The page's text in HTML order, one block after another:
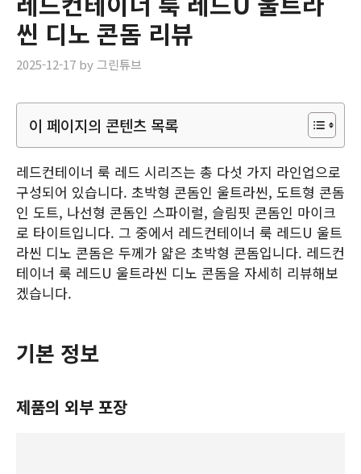
씬 디노 콘돔 리뷰
2025-12-17 by그린튜브
이 페이지의 콘텐츠 목록
레드컨테이너 룩 레드 시리즈는 총 다섯 가지 라인업으로
구성되어 있습니다. 초박형 콘돔인 울트라씬, 도트형 콘돔
인 도트, 나선형 콘돔인 스파이럴, 슬림핏 콘돔인 마이크
로 타이트입니다. 그 중에서 레드컨테이너 룩 레드U 울트
라씬 디노 콘돔은 두께가 얇은 초박형 콘돔입니다. 레드컨
테이너 룩 레드U 울트라씬 디노 콘돔을 자세히 리뷰해보
겠습니다.
기본 정보
제품의 외부 포장